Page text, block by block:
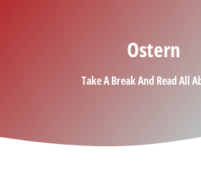
Ostern
Take A Break And Read All